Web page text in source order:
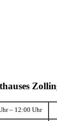
– 12:00 Uhr